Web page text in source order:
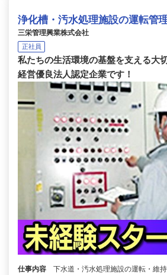
浄化槽・汚水処理施設の運転管
三栄管理興業株式会社
正社員
私たちの生活環境の基盤を支える大
経営優良法人認定企業です！
仕事内容
下水道・汚水処理施設の運転・維